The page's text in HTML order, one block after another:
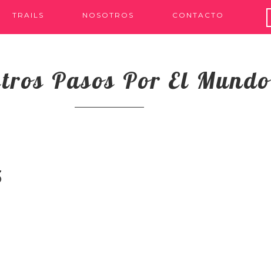
TRAILS NOSOTROS CONTACTO
Pasos Por El Mundo